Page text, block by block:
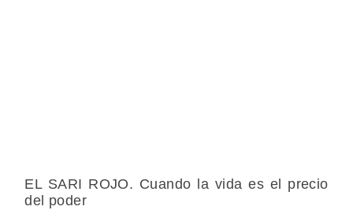
EL SARI ROJO. Cuando la vida es el precio
del poder